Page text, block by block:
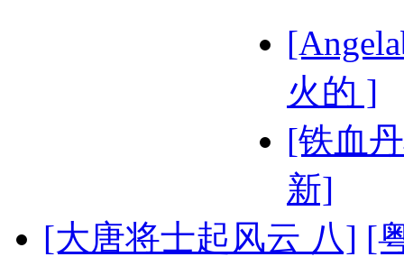
火的 ]
[铁血
新]
[大唐将士起风云 八] [